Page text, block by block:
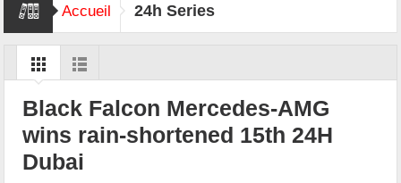
Accueil 24h Series
Black Falcon Mercedes-AMG
wins rain-shortened 15th 24H
Dubai